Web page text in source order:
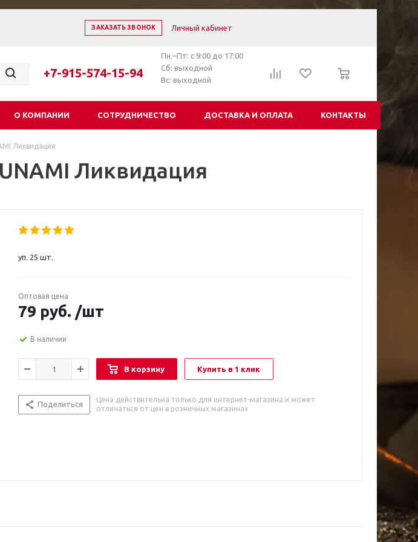
ЗАКАЗАТЬ ЗВОНОК Личный кабинет
+7-915-574-15-94
Пн.–Пт: с 9:00 до 17:00
Сб: выходной
Вс: выходной
О КОМПАНИИ СОТРУДНИЧЕСТВО ДОСТАВКА И ОПЛАТА КОНТАКТЫ
Ликвидация
Ликвидация
уп. 25 шт.
Оптовая цена
79 руб. /шт
В наличии
В корзину Купить в 1 клик
Поделиться
Цена действительна только для интернет-магазина и может
отличаться от цен в розничных магазинах